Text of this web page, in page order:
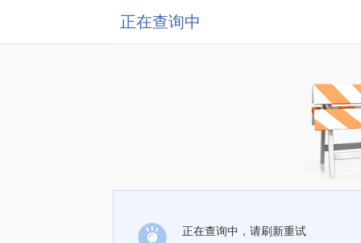
正在查询中
正在查询中，请刷新重试